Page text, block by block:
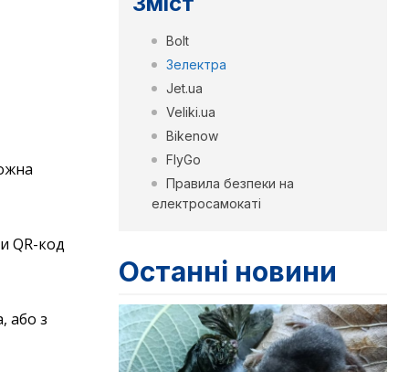
QR-код
або з
Bolt
Зелектра
Jet.ua
Veliki.ua
Bikenow
FlyGo
Правила безпеки на
електросамокаті
Останні новини